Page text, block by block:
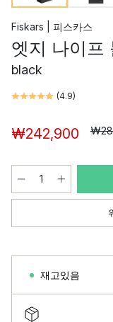
Fiskars | 피스카스
엣지 나이프
black
(4.9)
₩242,900
재고있음